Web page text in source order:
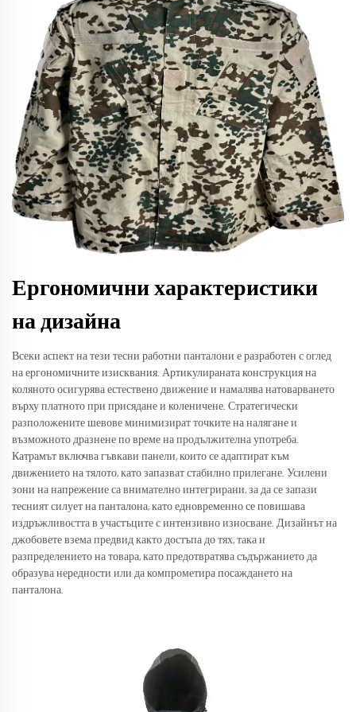
Ергономични характеристики
на дизайна
Всеки аспект на тези тесни работни панталони е разработен с оглед
на ергономичните изисквания. Артикулираната конструкция на
коляното осигурява естествено движение и намалява натоварването
върху платното при присядане и коленичене. Стратегически
разположените шевове минимизират точките на налягане и
възможното дразнене по време на продължителна употреба.
Катрамът включва гъвкави панели, които се адаптират към
движението на тялото, като запазват стабилно прилегане. Усилени
зони на напрежение са внимателно интегрирани, за да се запази
тесният силует на панталона, като едновременно се повишава
издръжливостта в участъците с интензивно износване. Дизайнът на
джобовете взема предвид както достъпа до тях, така и
разпределението на товара, като предотвратява съдържанието да
образува нередности или да компрометира посаждането на
панталона.